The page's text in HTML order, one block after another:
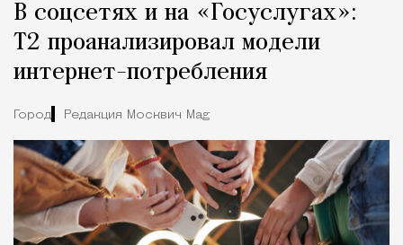
В соцсетях и на «Госуслугах»:
Т2 проанализировал модели
интернет-потребления
Город Редакция Москвич Mag